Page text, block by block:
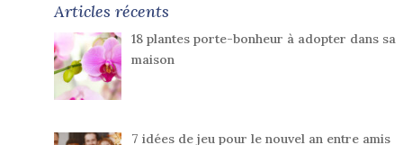
Articles récents
18 plantes porte-bonheur à adopter dans sa
maison
7 idées de jeu pour le nouvel an entre amis